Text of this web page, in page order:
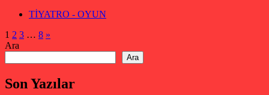
TİYATRO - OYUN
Yazı
sayfalaması
1 2 3 … 8 Sonraki
»
Ara
Ara
Son Yazılar